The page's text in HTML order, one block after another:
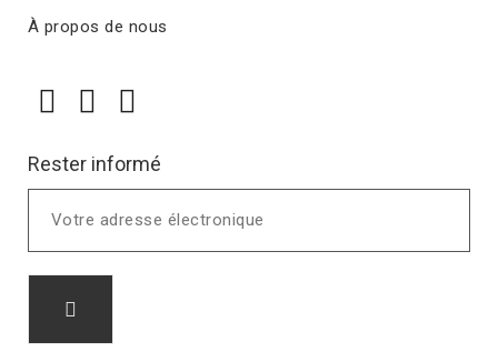
À propos de nous
Rester informé